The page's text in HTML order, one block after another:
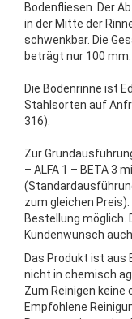
Bodenfliesen. Der
in der Mitte der
schwenkbar. Die
beträgt nur 100
Die Bodenrinne ist
Stahlsorten auf
316).
Zur
– ALFA 1 – BETA 3
zum gleichen
Bestellung möglich.
Kundenwunsch
Das Produkt ist aus
nicht in chemisch
Zum Reinigen
Empfohlene